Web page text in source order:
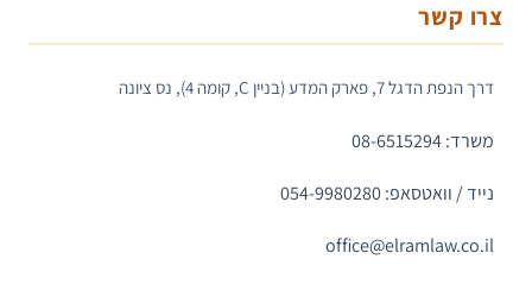
צרו קשר
דרך הנפת הדגל 7, פארק המדע (בניין C, קומה 4), נס ציונה
משרד: 08-6515294
נייד / וואטסאפ: 054-9980280
office@elramlaw.co.il